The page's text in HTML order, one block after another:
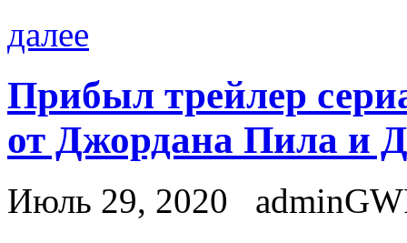
далее
Прибыл трейлер
от Джордана Пила и
Июль 29, 2020